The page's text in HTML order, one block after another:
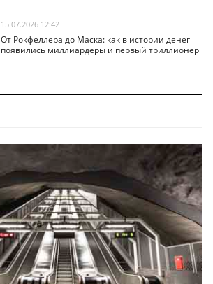
15.07.2026 12:42
От Рокфеллера до Маска: как в истории денег
появились миллиардеры и первый триллионер